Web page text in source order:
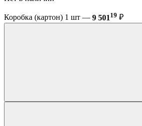
Коробка (картон) 1 шт — 9 501 19 ₽